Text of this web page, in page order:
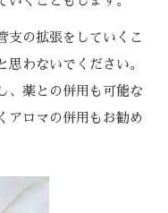
支の拡張をしていくこ
思わないでください。
、薬との併用も可能な
アロマの併用もお勧め